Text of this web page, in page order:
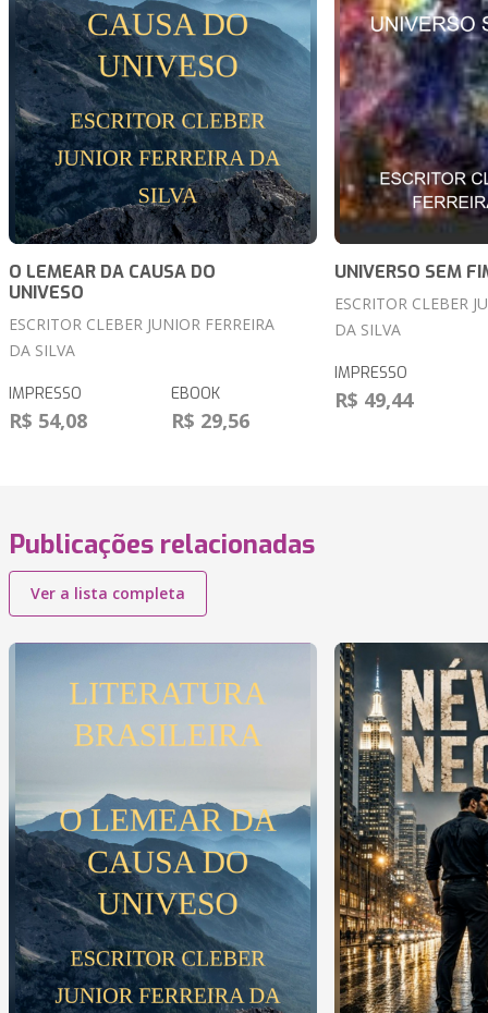
O LEMEAR DA CAUSA DO
UNIVESO
ESCRITOR CLEBER JUNIOR FERREIRA
DA SILVA
IMPRESSO
R$ 54,08
EBOOK
R$ 29,56
UNIVERSO SEM
ESCRITOR CLEBER
DA SILVA
IMPRESSO
R$ 49,44
Publicações relacionadas
Ver a lista completa